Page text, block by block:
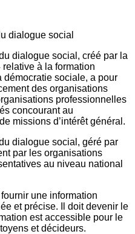
dialogue social, créé par la
relative à la formation
démocratie sociale, a pour
des organisations
professionnelles
concourant au
missions d’intérêt général.
dialogue social, géré par
par les organisations
au niveau national
une information
et précise. Il doit devenir le
est accessible pour le
et décideurs.